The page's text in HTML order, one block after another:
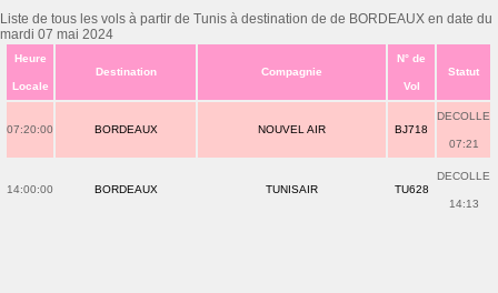
Liste de tous les vols à partir de Tunis à destination de de BORDEAUX en date du
mardi 07 mai 2024
Heure
Locale
Destination Compagnie
N° de
Vol
Statut
07:20:00 BORDEAUX NOUVEL AIR BJ718
DECOLLE
07:21
14:00:00 BORDEAUX TUNISAIR TU628
DECOLLE
14:13